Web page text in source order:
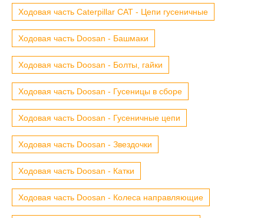
Ходовая часть Caterpillar CAT - Цепи гусеничные
Ходовая часть Doosan - Башмаки
Ходовая часть Doosan - Болты, гайки
Ходовая часть Doosan - Гусеницы в сборе
Ходовая часть Doosan - Гусеничные цепи
Ходовая часть Doosan - Звездочки
Ходовая часть Doosan - Катки
Ходовая часть Doosan - Колеса направляющие